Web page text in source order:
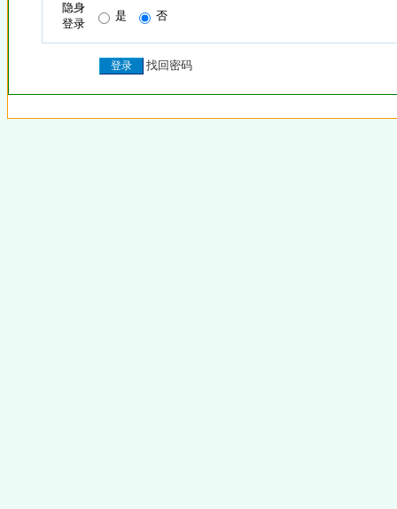
隐身
登录
是 否
找回密码